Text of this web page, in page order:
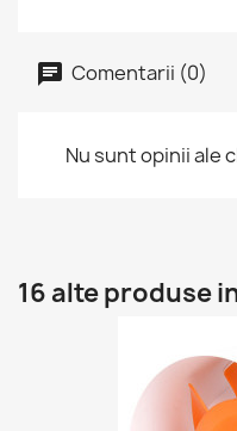
Comentarii (0)
Nu sunt opinii ale
16 alte produse